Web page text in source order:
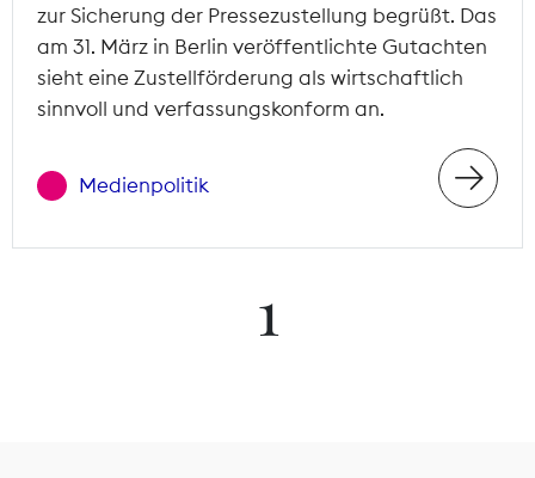
zur Sicherung der Pressezustellung begrüßt. Das
am 31. März in Berlin veröffentlichte Gutachten
sieht eine Zustellförderung als wirtschaftlich
sinnvoll und verfassungskonform an.
Medienpolitik
1